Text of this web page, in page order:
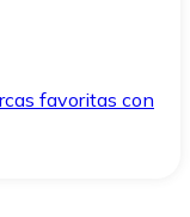
favoritas con